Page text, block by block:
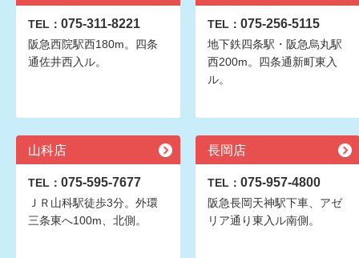
TEL： 075-311-8221
阪急西院駅西180m。四条
通佐井西入ル。
TEL： 075-256-5115
地下鉄四条駅・阪急烏丸駅
西200m。四条通新町東入
ル。
山科店
TEL： 075-595-7677
ＪＲ山科駅徒歩3分。外環
三条東へ100m、北側。
長岡店
TEL： 075-957-4800
阪急長岡天神駅下車、アゼ
リア通り東入ル南側。